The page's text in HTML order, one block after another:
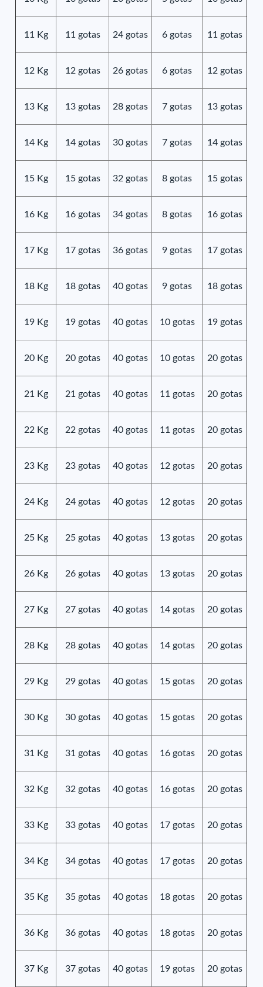
11 Kg 11 gotas 24 gotas 6 gotas 11 gotas
12 Kg 12 gotas 26 gotas 6 gotas 12 gotas
13 Kg 13 gotas 28 gotas 7 gotas 13 gotas
14 Kg 14 gotas 30 gotas 7 gotas 14 gotas
15 Kg 15 gotas 32 gotas 8 gotas 15 gotas
16 Kg 16 gotas 34 gotas 8 gotas 16 gotas
17 Kg 17 gotas 36 gotas 9 gotas 17 gotas
18 Kg 18 gotas 40 gotas 9 gotas 18 gotas
19 Kg 19 gotas 40 gotas 10 gotas 19 gotas
20 Kg 20 gotas 40 gotas 10 gotas 20 gotas
21 Kg 21 gotas 40 gotas 11 gotas 20 gotas
22 Kg 22 gotas 40 gotas 11 gotas 20 gotas
23 Kg 23 gotas 40 gotas 12 gotas 20 gotas
24 Kg 24 gotas 40 gotas 12 gotas 20 gotas
25 Kg 25 gotas 40 gotas 13 gotas 20 gotas
26 Kg 26 gotas 40 gotas 13 gotas 20 gotas
27 Kg 27 gotas 40 gotas 14 gotas 20 gotas
28 Kg 28 gotas 40 gotas 14 gotas 20 gotas
29 Kg 29 gotas 40 gotas 15 gotas 20 gotas
30 Kg 30 gotas 40 gotas 15 gotas 20 gotas
31 Kg 31 gotas 40 gotas 16 gotas 20 gotas
32 Kg 32 gotas 40 gotas 16 gotas 20 gotas
33 Kg 33 gotas 40 gotas 17 gotas 20 gotas
34 Kg 34 gotas 40 gotas 17 gotas 20 gotas
35 Kg 35 gotas 40 gotas 18 gotas 20 gotas
36 Kg 36 gotas 40 gotas 18 gotas 20 gotas
37 Kg 37 gotas 40 gotas 19 gotas 20 gotas